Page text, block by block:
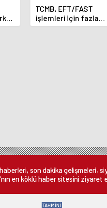
TCMB, EFT/FAST
işlemleri için fazla
ücret uygulamasını
son dakika gelişmeleri,
en köklü haber sitesini ziyaret
TAHMİNİ